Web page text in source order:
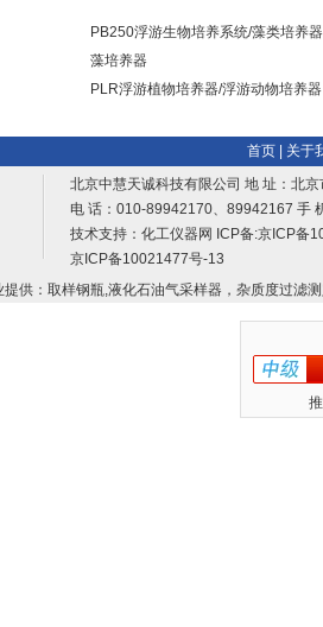
PB250浮游生物培养系统/藻类培养
藻培养器
PLR浮游植物培养器/浮游动物培养器
首页|
关于
北京中慧天诚科技有限公司 地 址：北
电 话：010-89942170、89942167 手
技术支持： 化工仪器网 ICP备:京ICP备
京ICP备10021477号-13
供：取样钢瓶,液化石油气采样器，杂质度过滤